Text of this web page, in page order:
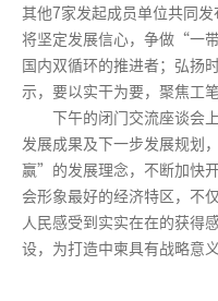
其他7家发起成员单位共同
将坚定发展信心，争做“一
国内双循环的推进者；弘扬
示，要以实干为要，聚焦工
下午的闭门交流座谈会
发展成果及下一步发展规划
赢”的发展理念，不断加快
会形象最好的经济特区，不
人民感受到实实在在的获得
设，为打造中柬具有战略意